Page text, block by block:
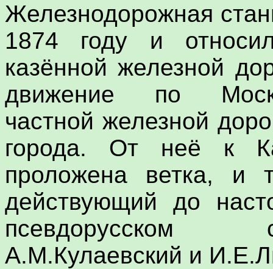
Железнодорожная
1874 году и
казённой железной
движение по
частной железной
города. От неё к
проложена ветка, и
действующий до
псевдорусском
А.М.Кулаевский и